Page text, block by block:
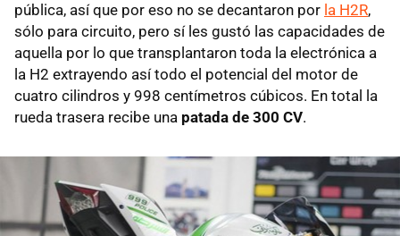
pública, así que por eso no se decantaron por la H2R,
sólo para circuito, pero sí les gustó las capacidades de
aquella por lo que transplantaron toda la electrónica a
la H2 extrayendo así todo el potencial del motor de
cuatro cilindros y 998 centímetros cúbicos. En total la
rueda trasera recibe una patada de 300 CV.